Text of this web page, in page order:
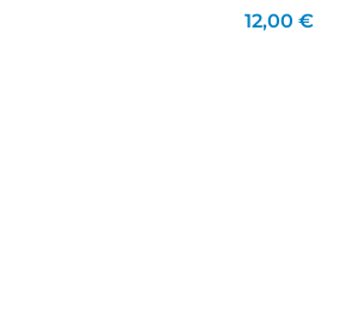
12,00 €